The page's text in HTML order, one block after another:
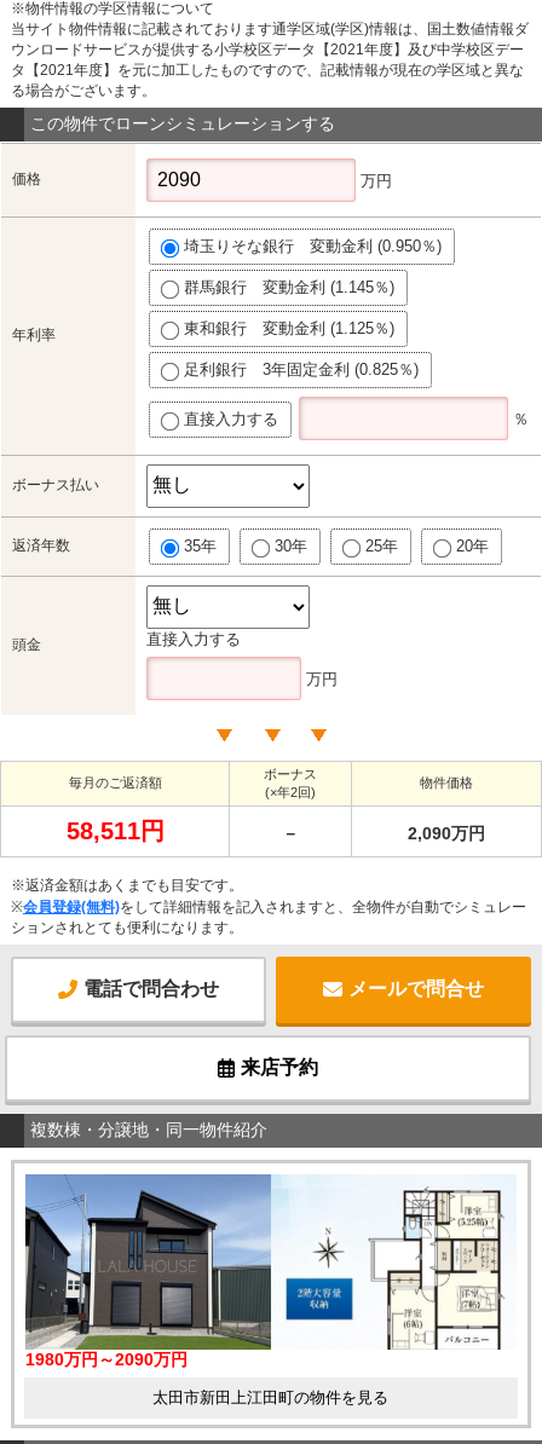
※物件情報の学区情報について
当サイト物件情報に記載されております通学区域(学区)情報は、国土数値情報ダ
ウンロードサービスが提供する小学校区データ【2021年度】及び中学校区デー
タ【2021年度】を元に加工したものですので、記載情報が現在の学区域と異な
る場合がございます。
この物件でローンシミュレーションする
価格 万円
年利率
埼玉りそな銀行 変動金利 (0.950％)
群馬銀行 変動金利 (1.145％)
東和銀行 変動金利 (1.125％)
足利銀行 3年固定金利 (0.825％)
直接入力する ％
ボーナス払い
返済年数 35年 30年 25年 20年
頭金 直接入力する
万円
毎月のご返済額
ボーナス
(×年2回)
物件価格
58,511円 － 2,090万円
※返済金額はあくまでも目安です。
※会員登録(無料)をして詳細情報を記入されますと、全物件が自動でシミュレー
ションされとても便利になります。
電話で問合わせ メールで問合せ
来店予約
複数棟・分譲地・同一物件紹介
1980万円～2090万円
太田市新田上江田町の物件を見る